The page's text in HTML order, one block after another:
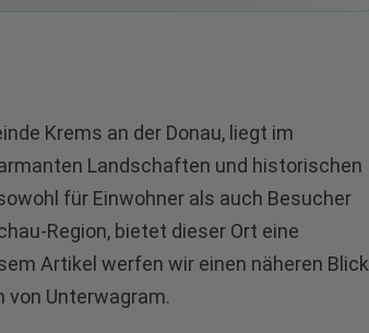
Krems an der Donau, liegt im
Landschaften und historischen
für Einwohner als auch Besucher
Region, bietet dieser Ort eine
Artikel werfen wir einen näheren Blick
von Unterwagram.